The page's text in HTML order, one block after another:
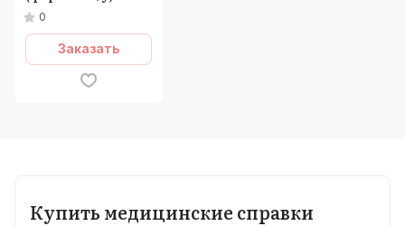
0
Заказать
Купить медицинские справки